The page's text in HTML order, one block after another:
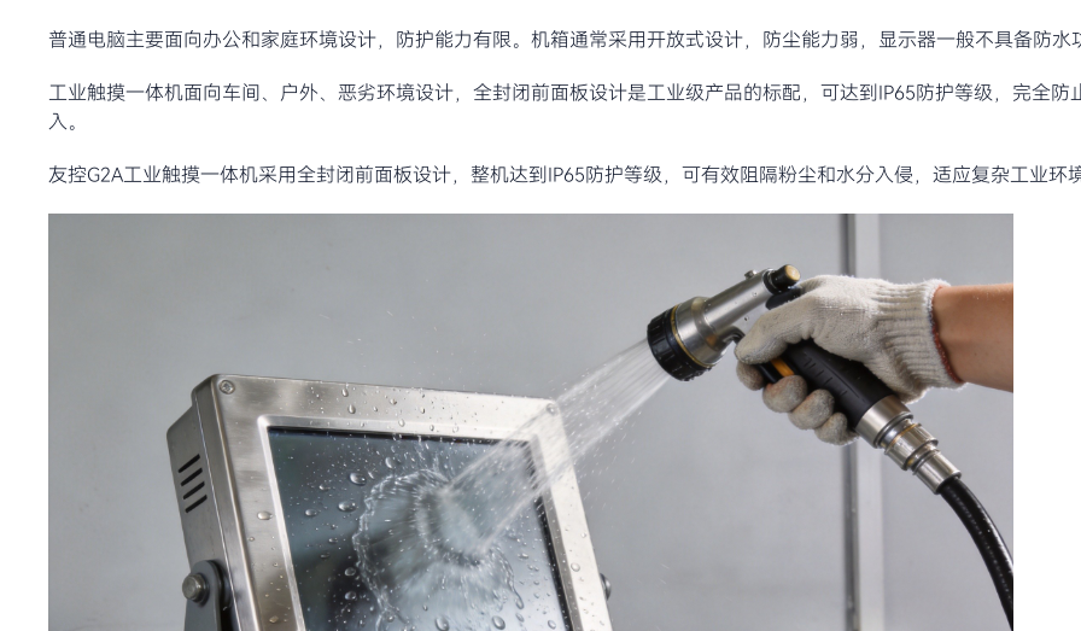
普通电脑主要面向办公和家庭环境设计，防护能力有限。机箱通常采用开放式设计，防尘能力弱，显示器一般不具备防水
工业触摸一体机面向车间、户外、恶劣环境设计，全封闭前面板设计是工业级产品的标配，可达到IP65防护等级，完全防
入。
友控G2A工业触摸一体机采用全封闭前面板设计，整机达到IP65防护等级，可有效阻隔粉尘和水分入侵，适应复杂工业环境